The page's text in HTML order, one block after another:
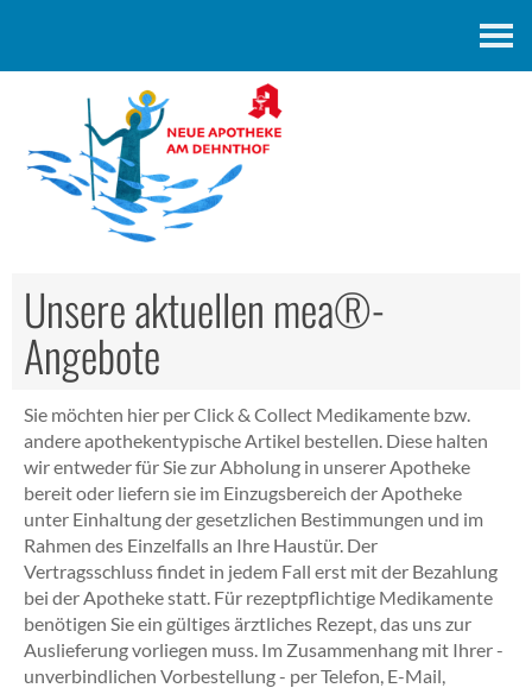
Unsere aktuellen mea®-
Angebote
Sie möchten hier per Click & Collect Medikamente bzw.
andere apothekentypische Artikel bestellen. Diese halten
wir entweder für Sie zur Abholung in unserer Apotheke
bereit oder liefern sie im Einzugsbereich der Apotheke
unter Einhaltung der gesetzlichen Bestimmungen und im
Rahmen des Einzelfalls an Ihre Haustür. Der
Vertragsschluss findet in jedem Fall erst mit der Bezahlung
bei der Apotheke statt. Für rezeptpflichtige Medikamente
benötigen Sie ein gültiges ärztliches Rezept, das uns zur
Auslieferung vorliegen muss. Im Zusammenhang mit Ihrer -
unverbindlichen Vorbestellung - per Telefon, E-Mail,